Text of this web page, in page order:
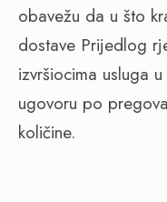
obavežu da u što
dostave Prijedlog
izvršiocima usluga
ugovoru po
količine.